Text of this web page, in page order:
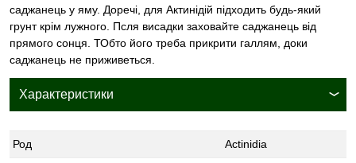
саджанець у яму. Доречі, для Актинідій підходить будь-який
грунт крім лужного. Псля висадки заховайте саджанець від
прямого сонця. ТОбто його треба прикрити галлям, доки
саджанець не приживеться.
Характеристики
Род Actinidia